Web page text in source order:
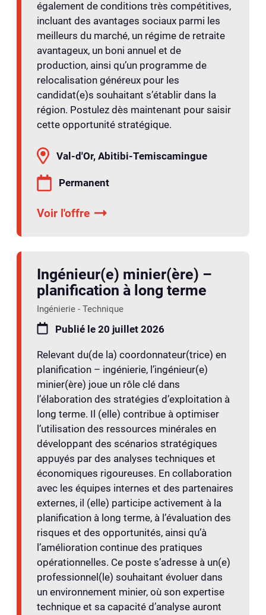
également de conditions très compétitives,
incluant des avantages sociaux parmi les
meilleurs du marché, un régime de retraite
avantageux, un boni annuel et de
production, ainsi qu’un programme de
relocalisation généreux pour les
candidat(e)s souhaitant s’établir dans la
région. Postulez dès maintenant pour saisir
cette opportunité stratégique.
Val-d'Or, Abitibi-Temiscamingue
Permanent
Voir l'offre
Ingénieur(e) minier(ère) –
planification à long terme
Ingénierie - Technique
Publié le 20 juillet 2026
Relevant du(de la) coordonnateur(trice) en
planification – ingénierie, l’ingénieur(e)
minier(ère) joue un rôle clé dans
l’élaboration des stratégies d’exploitation à
long terme. Il (elle) contribue à optimiser
l’utilisation des ressources minérales en
développant des scénarios stratégiques
appuyés par des analyses techniques et
économiques rigoureuses. En collaboration
avec les équipes internes et des partenaires
externes, il (elle) participe activement à la
planification à long terme, à l’évaluation des
risques et des opportunités, ainsi qu’à
l’amélioration continue des pratiques
opérationnelles. Ce poste s’adresse à un(e)
professionnel(le) souhaitant évoluer dans
un environnement minier, où son expertise
technique et sa capacité d’analyse auront